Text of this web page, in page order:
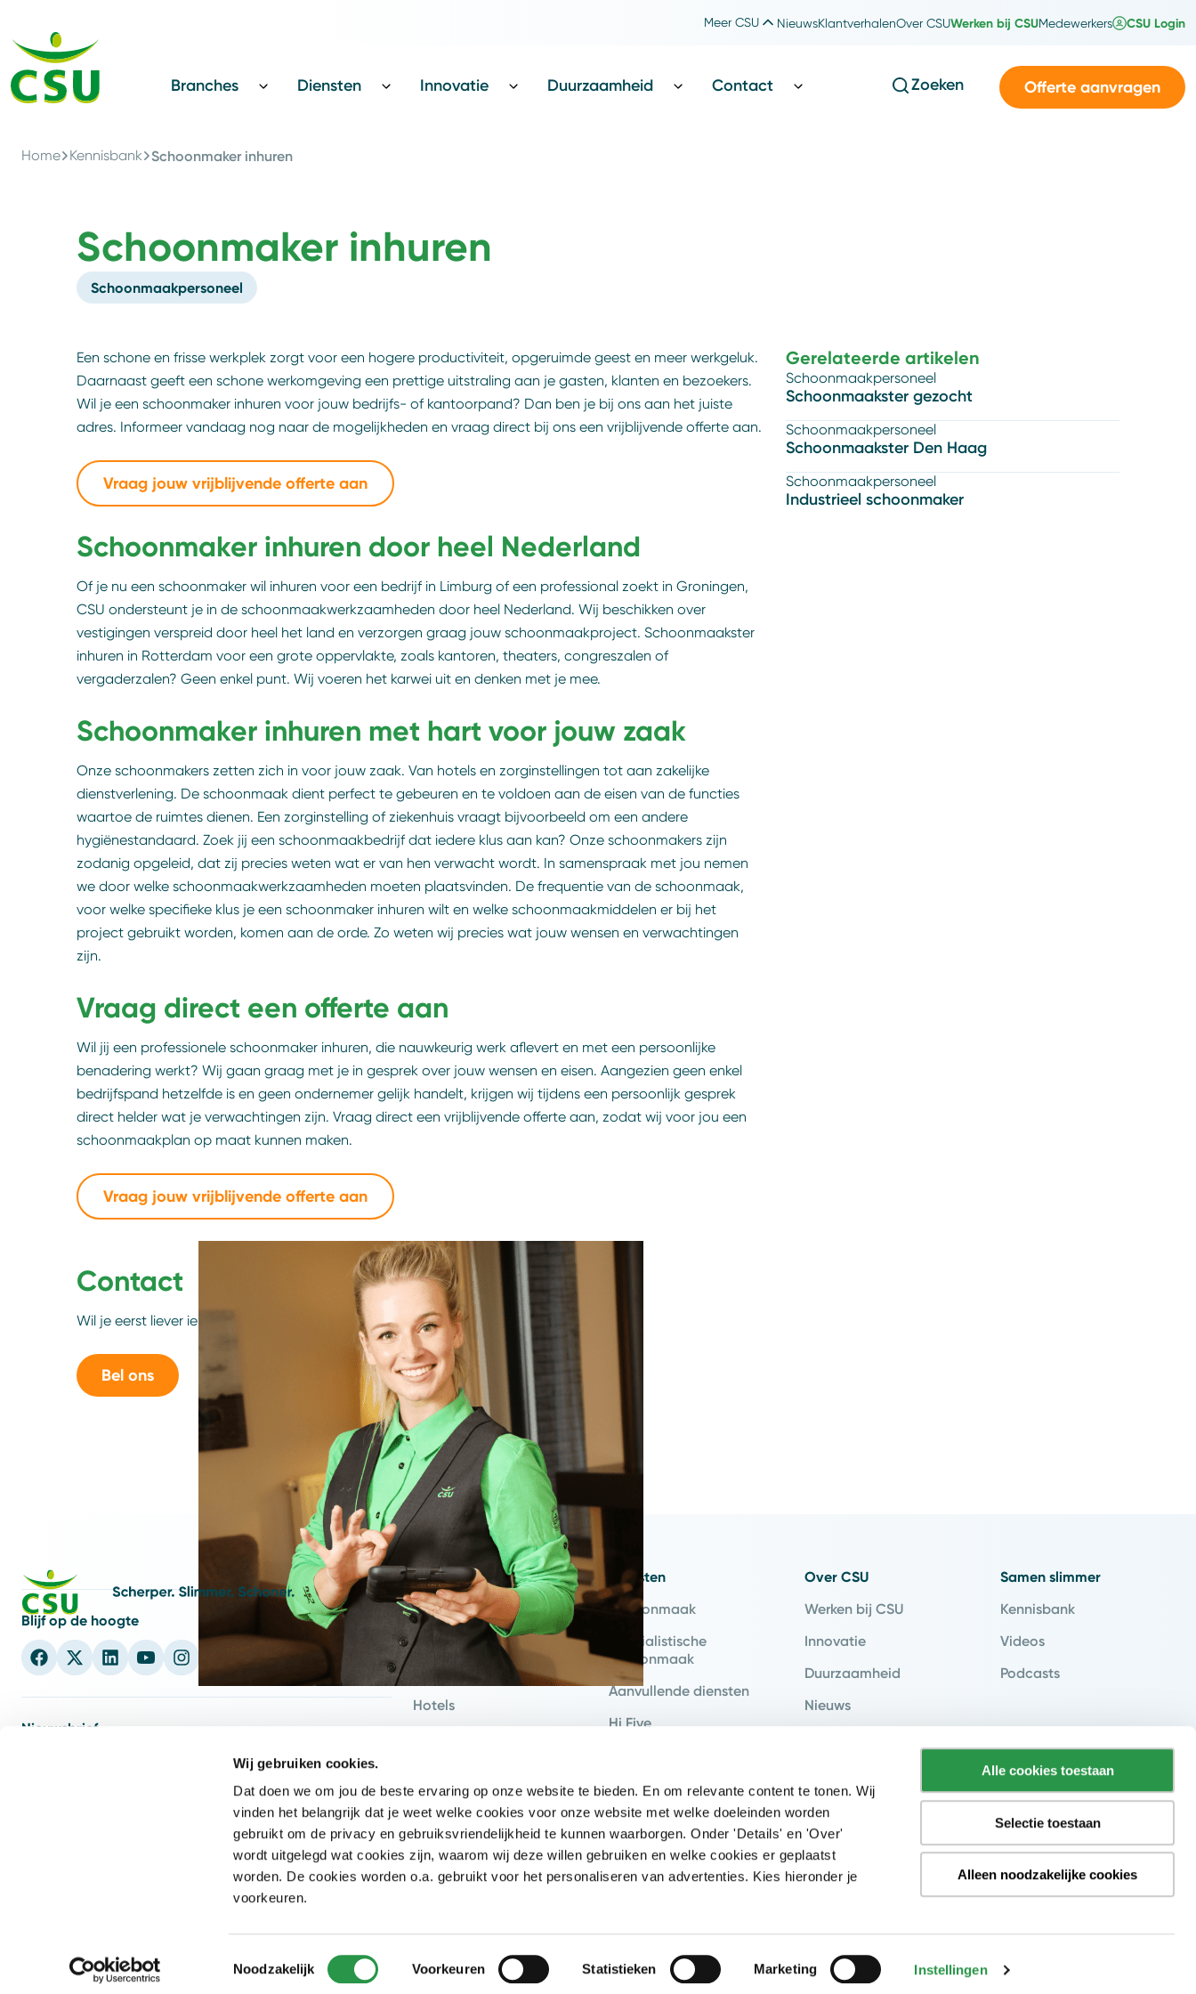
Wij gebruiken cookies.
Dat doen we om jou de beste ervaring op onze website te bieden. En om relevante content te tonen. Wij
vinden het belangrijk dat je weet welke cookies voor onze website met welke doeleinden worden
gebruikt om de privacy en gebruiksvriendelijkheid te kunnen waarborgen. Onder 'Details' en 'Over'
wordt uitgelegd wat cookies zijn, waarom wij deze willen gebruiken en welke cookies er geplaatst
worden. De cookies worden o.a. gebruikt voor het personaliseren van advertenties. Kies hieronder je
voorkeuren.
Toestemmingsselectie
Noodzakelijk Voorkeuren Statistieken Marketing Instellingen
Alle cookies toestaan
Selectie toestaan
Alleen noodzakelijke cookies
Meer CSU NieuwsKlantverhalenOver CSUWerken bij CSUMedewerkers CSU Login
Branches Diensten Innovatie Duurzaamheid Contact Zoeken Offerte aanvragen
Home Kennisbank Schoonmaker inhuren
Schoonmaker inhuren
Schoonmaakpersoneel
Een schone en frisse werkplek zorgt voor een hogere productiviteit, opgeruimde geest en meer werkgeluk.
Daarnaast geeft een schone werkomgeving een prettige uitstraling aan je gasten, klanten en bezoekers.
Wil je een schoonmaker inhuren voor jouw bedrijfs- of kantoorpand? Dan ben je bij ons aan het juiste
adres. Informeer vandaag nog naar de mogelijkheden en vraag direct bij ons een vrijblijvende offerte aan.
Vraag jouw vrijblijvende offerte aan
Schoonmaker inhuren door heel Nederland
Of je nu een schoonmaker wil inhuren voor een bedrijf in Limburg of een professional zoekt in Groningen,
CSU ondersteunt je in de schoonmaakwerkzaamheden door heel Nederland. Wij beschikken over
vestigingen verspreid door heel het land en verzorgen graag jouw schoonmaakproject. Schoonmaakster
inhuren in Rotterdam voor een grote oppervlakte, zoals kantoren, theaters, congreszalen of
vergaderzalen? Geen enkel punt. Wij voeren het karwei uit en denken met je mee.
Schoonmaker inhuren met hart voor jouw zaak
Onze schoonmakers zetten zich in voor jouw zaak. Van hotels en zorginstellingen tot aan zakelijke
dienstverlening. De schoonmaak dient perfect te gebeuren en te voldoen aan de eisen van de functies
waartoe de ruimtes dienen. Een zorginstelling of ziekenhuis vraagt bijvoorbeeld om een andere
hygiënestandaard. Zoek jij een schoonmaakbedrijf dat iedere klus aan kan? Onze schoonmakers zijn
zodanig opgeleid, dat zij precies weten wat er van hen verwacht wordt. In samenspraak met jou nemen
we door welke schoonmaakwerkzaamheden moeten plaatsvinden. De frequentie van de schoonmaak,
voor welke specifieke klus je een schoonmaker inhuren wilt en welke schoonmaakmiddelen er bij het
project gebruikt worden, komen aan de orde. Zo weten wij precies wat jouw wensen en verwachtingen
zijn.
Vraag direct een offerte aan
Wil jij een professionele schoonmaker inhuren, die nauwkeurig werk aflevert en met een persoonlijke
benadering werkt? Wij gaan graag met je in gesprek over jouw wensen en eisen. Aangezien geen enkel
bedrijfspand hetzelfde is en geen ondernemer gelijk handelt, krijgen wij tijdens een persoonlijk gesprek
direct helder wat je verwachtingen zijn. Vraag direct een vrijblijvende offerte aan, zodat wij voor jou een
schoonmaakplan op maat kunnen maken.
Vraag jouw vrijblijvende offerte aan
Contact
Wil je eerst liever iemand spreken? Neem dan contactmet ons op.
Bel ons
Gerelateerde artikelen
Schoonmaakpersoneel
Schoonmaakster gezocht
Schoonmaakpersoneel
Schoonmaakster Den Haag
Schoonmaakpersoneel
Industrieel schoonmaker
Blijf op de hoogte
Nieuwsbrief
nieuwsbriefen ontvang 5x per jaar
weet wat er speelt
Inschrijven
Branches
Zorg
Kantoren
Hotels
Retail
Vervoer
Logistiek
Diensten
Schoonmaak
Specialistische
schoonmaak
Aanvullende diensten
Hi Five
Over CSU
Werken bij CSU
Innovatie
Duurzaamheid
Nieuws
Samen slimmer
Kennisbank
Videos
Podcasts
Copyright © CSU 2026. Alle rechten voorbehouden. Cookieverklaring Disclaimer